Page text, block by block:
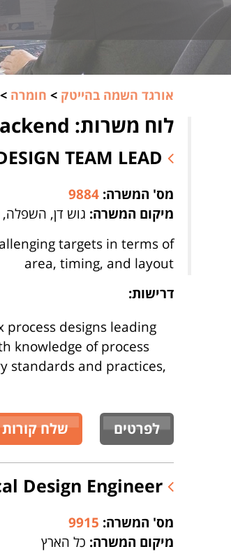
אורגד השמה בהייטק > חומרה >
לוח משרות: Backend נמצאו 10 משרות
מס' המשרה: 9884
מיקום המשרה: גוש דן, השפלה,
targets in terms of
area, timing, and layout
דרישות:
process designs leading
knowledge of process
standards and practices,
לפרטים שלח קורות
מס' המשרה: 9915
מיקום המשרה: כל הארץ